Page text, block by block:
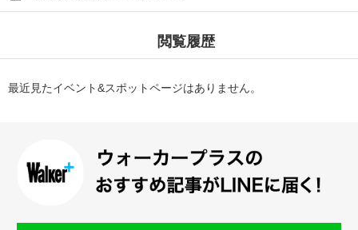
閲覧履歴
最近見たイベント&スポットページはありません。